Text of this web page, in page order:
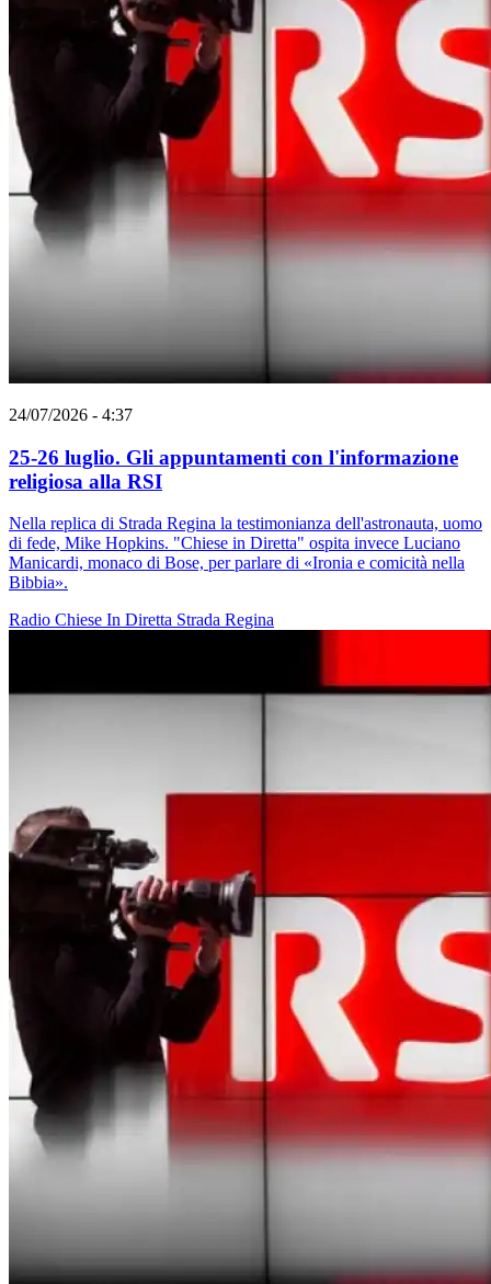
24/07/2026 - 4:37
25-26 luglio. Gli appuntamenti con l'informazione
religiosa alla RSI
Nella replica di Strada Regina la testimonianza dell'astronauta, uomo
di fede, Mike Hopkins. "Chiese in Diretta" ospita invece Luciano
Manicardi, monaco di Bose, per parlare di «Ironia e comicità nella
Bibbia».
Radio Chiese In Diretta Strada Regina